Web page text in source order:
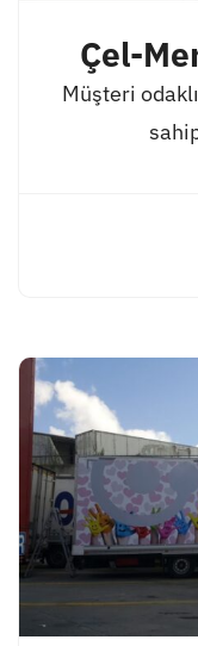
Çel-
Müşteri